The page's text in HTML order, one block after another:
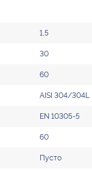
1,5
30
60
AISI 304/304L
EN 10305-5
60
Пусто